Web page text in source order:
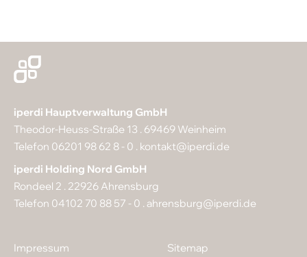
iperdi Hauptverwaltung GmbH
Theodor-Heuss-Straße 13 . 69469 Weinheim
Telefon 06201 98 62 8 - 0 . kontakt@iperdi.de
iperdi Holding Nord GmbH
Rondeel 2 . 22926 Ahrensburg
Telefon 04102 70 88 57 - 0 . ahrensburg@iperdi.de
Impressum
Sitemap